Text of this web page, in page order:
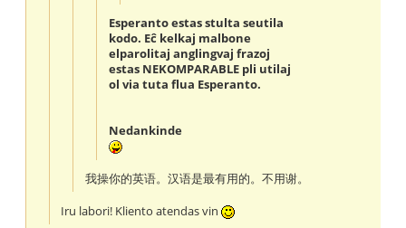
Esperanto estas stulta seutila
kodo. Eĉ kelkaj malbone
elparolitaj anglingvaj frazoj
estas NEKOMPARABLE pli utilaj
ol via tuta flua Esperanto.
Nedankinde
我操你的英语。汉语是最有用的。不用谢。
Iru labori! Kliento atendas vin